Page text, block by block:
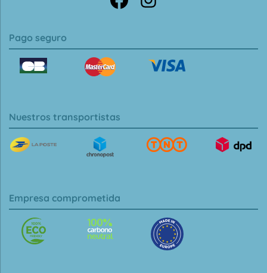
Pago seguro
Nuestros transportistas
Empresa comprometida